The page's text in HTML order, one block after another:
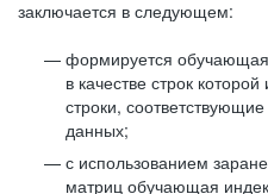
заключается в следующем:
формируется
в качестве строк
строки,
данных;
с использованием
матриц обучающая